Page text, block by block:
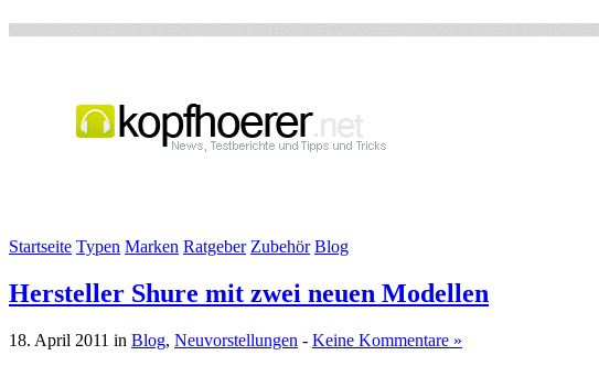
Startseite Typen Marken Ratgeber Zubehör Blog
Hersteller Shure mit zwei neuen Modellen
18. April 2011 in Blog, Neuvorstellungen - Keine Kommentare »